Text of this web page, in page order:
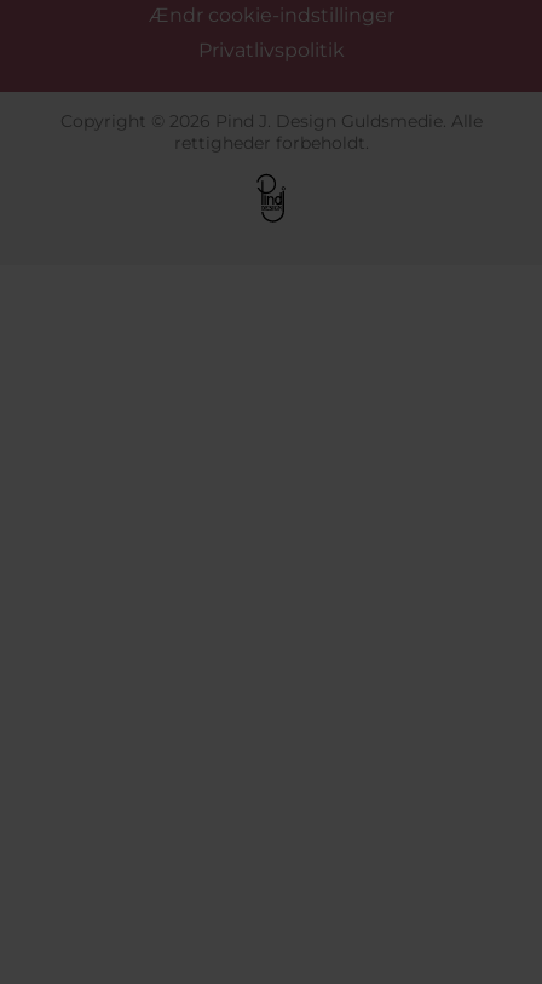
Ændr cookie-indstillinger
Privatlivspolitik
Copyright © 2026 Pind J. Design Guldsmedie. Alle
rettigheder forbeholdt.